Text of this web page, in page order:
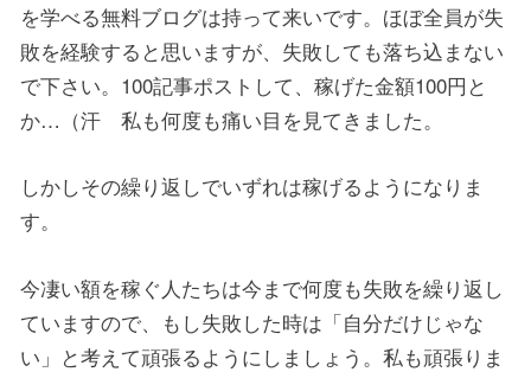
を学べる無料ブログは持って来いです。ほぼ全員が失
敗を経験すると思いますが、失敗しても落ち込まない
で下さい。100記事ポストして、稼げた金額100円と
か…（汗 私も何度も痛い目を見てきました。
しかしその繰り返しでいずれは稼げるようになりま
す。
今凄い額を稼ぐ人たちは今まで何度も失敗を繰り返し
ていますので、もし失敗した時は「自分だけじゃな
い」と考えて頑張るようにしましょう。私も頑張りま